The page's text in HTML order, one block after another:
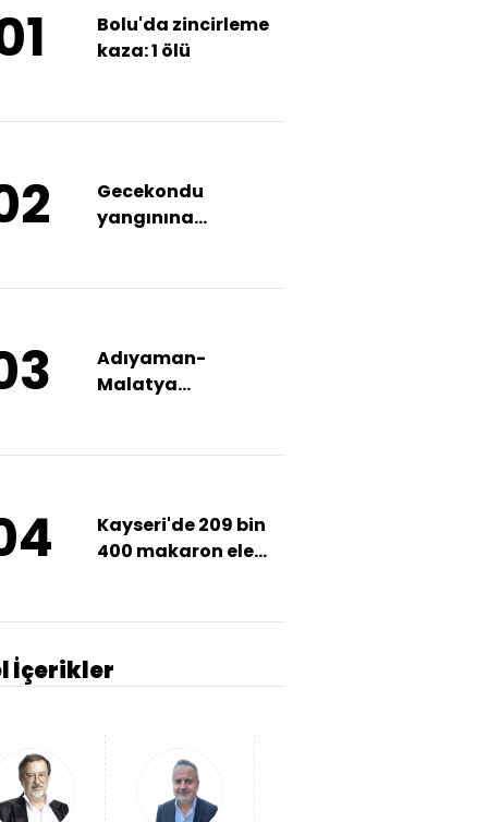
İçerikler
Bolu'da zincirleme
kaza: 1 ölü
Gecekondu
yangınına
Adıyaman-
Malatya
Kayseri'de 209 bin
400 makaron ele